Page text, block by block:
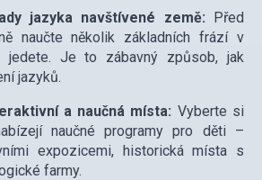
jazyka navštívené země: Před
naučte několik základních frází v
jedete. Je to zábavný způsob, jak
jazyků.
a naučná místa: Vyberte si
naučné programy pro děti –
expozicemi, historická místa s
farmy.